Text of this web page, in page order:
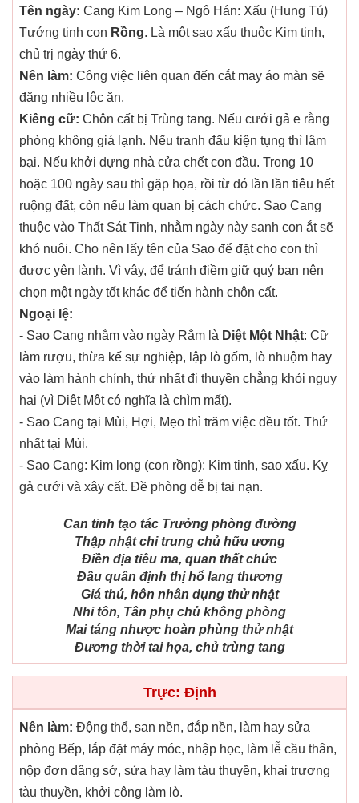
Tên ngày: Cang Kim Long – Ngô Hán: Xấu (Hung Tú)
Tướng tinh con Rồng. Là một sao xấu thuộc Kim tinh,
chủ trị ngày thứ 6.
Nên làm: Công việc liên quan đến cắt may áo màn sẽ
đặng nhiều lộc ăn.
Kiêng cữ: Chôn cất bị Trùng tang. Nếu cưới gả e rằng
phòng không giá lạnh. Nếu tranh đấu kiện tụng thì lâm
bại. Nếu khởi dựng nhà cửa chết con đầu. Trong 10
hoặc 100 ngày sau thì gặp họa, rồi từ đó lần lần tiêu hết
ruộng đất, còn nếu làm quan bị cách chức. Sao Cang
thuộc vào Thất Sát Tinh, nhằm ngày này sanh con ắt sẽ
khó nuôi. Cho nên lấy tên của Sao để đặt cho con thì
được yên lành. Vì vậy, để tránh điềm giữ quý bạn nên
chọn một ngày tốt khác để tiến hành chôn cất.
Ngoại lệ:
- Sao Cang nhằm vào ngày Rằm là Diệt Một Nhật: Cữ
làm rượu, thừa kế sự nghiệp, lập lò gốm, lò nhuộm hay
vào làm hành chính, thứ nhất đi thuyền chẳng khỏi nguy
hại (vì Diệt Một có nghĩa là chìm mất).
- Sao Cang tại Mùi, Hợi, Mẹo thì trăm việc đều tốt. Thứ
nhất tại Mùi.
- Sao Cang: Kim long (con rồng): Kim tinh, sao xấu. Kỵ
gả cưới và xây cất. Đề phòng dễ bị tai nạn.
Can tinh tạo tác Trưởng phòng đường
Thập nhật chi trung chủ hữu ương
Điền địa tiêu ma, quan thất chức
Đầu quân định thị hổ lang thương
Giá thú, hôn nhân dụng thử nhật
Nhi tôn, Tân phụ chủ không phòng
Mai táng nhược hoàn phùng thử nhật
Đương thời tai họa, chủ trùng tang
Trực: Định
Nên làm: Động thổ, san nền, đắp nền, làm hay sửa
phòng Bếp, lắp đặt máy móc, nhập học, làm lễ cầu thân,
nộp đơn dâng sớ, sửa hay làm tàu thuyền, khai trương
tàu thuyền, khởi công làm lò.